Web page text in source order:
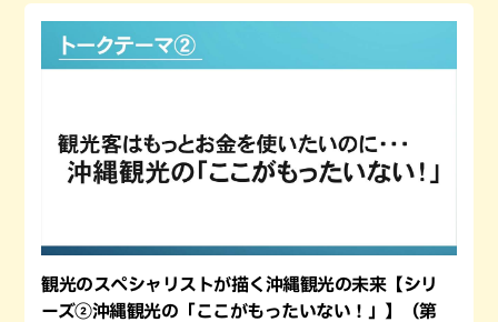
観光のスペシャリストが描く沖縄観光の未来【シリ
ーズ②沖縄観光の「ここがもったいない！」】（第